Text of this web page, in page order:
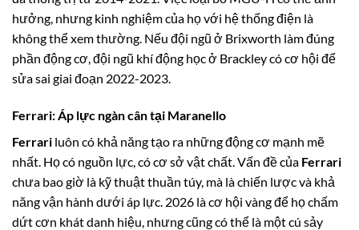
hưởng, nhưng kinh nghiệm của họ với hệ thống điện là
không thể xem thường. Nếu đội ngũ ở Brixworth làm đúng
phần động cơ, đội ngũ khí động học ở Brackley có cơ hội để
sửa sai giai đoạn 2022-2023.
Ferrari: Áp lực ngàn cân tại Maranello
Ferrari luôn có khả năng tạo ra những động cơ mạnh mẽ
nhất. Họ có nguồn lực, có cơ sở vật chất. Vấn đề của Ferrari
chưa bao giờ là kỹ thuật thuần túy, mà là chiến lược và khả
năng vận hành dưới áp lực. 2026 là cơ hội vàng để họ chấm
dứt cơn khát danh hiệu, nhưng cũng có thể là một cú sảy